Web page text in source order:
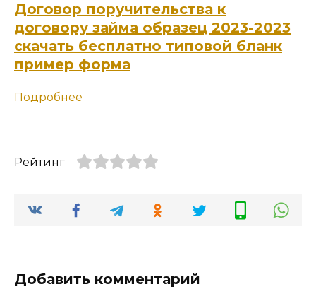
Договор поручительства к
договору займа образец 2023-2023
скачать бесплатно типовой бланк
пример форма
Подробнее
Рейтинг
Добавить комментарий